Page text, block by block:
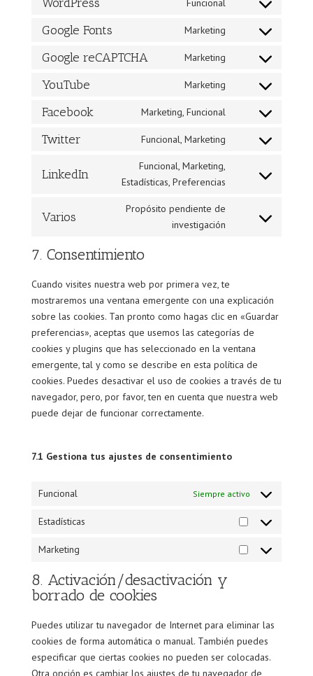
Consent
wordpress
Google Fonts Marketing
Consent
google-
Google reCAPTCHA Marketing
Consent
google-
YouTube Marketing
Consent
youtube
Facebook Marketing, Funcional
Consent
Twitter Funcional, Marketing
Consent
service
LinkedIn
Funcional, Marketing,
Estadísticas, Preferencias
Consent
service
Varios
Propósito pendiente de
investigación
Consent
7. Consentimiento
Cuando visites nuestra web por primera vez, te
mostraremos una ventana emergente con una explicación
sobre las cookies. Tan pronto como hagas clic en «Guardar
preferencias», aceptas que usemos las categorías de
cookies y plugins que has seleccionado en la ventana
emergente, tal y como se describe en esta política de
cookies. Puedes desactivar el uso de cookies a través de tu
navegador, pero, por favor, ten en cuenta que nuestra web
puede dejar de funcionar correctamente.
7.1 Gestiona tus ajustes de consentimiento
Funcional Siempre activo
Estadísticas
Estadísticas
Marketing
Marketing
8. Activación/desactivación y
borrado de cookies
Puedes utilizar tu navegador de Internet para eliminar las
cookies de forma automática o manual. También puedes
especificar que ciertas cookies no pueden ser colocadas.
Otra opción es cambiar los ajustes de tu navegador de